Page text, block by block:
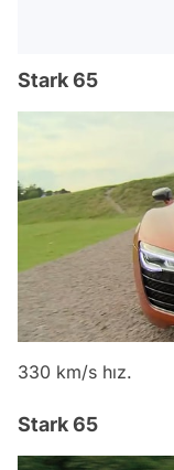
Stark 65
330 km/s hız.
Stark 65